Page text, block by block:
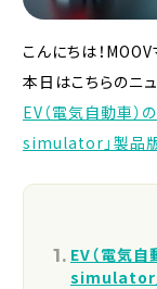
こんにちは！
本日はこちらのニ
EV（電気自動車）
simulator」製品
EV（電気
simulator